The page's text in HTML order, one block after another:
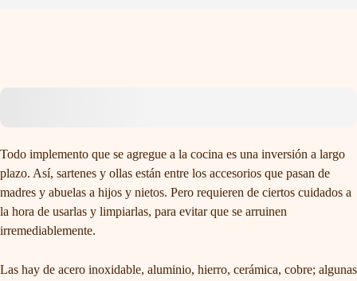
Todo implemento que se agregue a la cocina es una inversión a largo
plazo. Así, sartenes y ollas están entre los accesorios que pasan de
madres y abuelas a hijos y nietos. Pero requieren de ciertos cuidados a
la hora de usarlas y limpiarlas, para evitar que se arruinen
irremediablemente.
Las hay de acero inoxidable, aluminio, hierro, cerámica, cobre; algunas